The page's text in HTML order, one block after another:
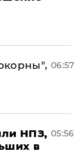
06:57
НПЗ,
в
05:56